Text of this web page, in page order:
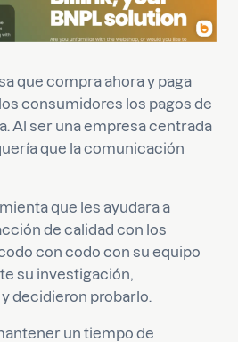
que compra ahora y paga
consumidores los pagos de
Al ser una empresa centrada
que la comunicación
que les ayudara a
de calidad con los
con codo con su equipo
su investigación,
decidieron probarlo.
un tiempo de